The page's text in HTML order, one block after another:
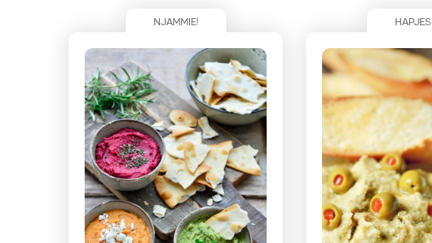
NJAMMIE! HAPJES